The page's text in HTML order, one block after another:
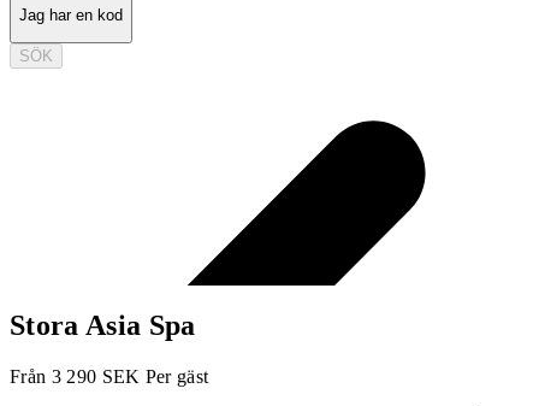
Jag har en kod
SÖK
Stora Asia Spa
Från 3 290 SEK Per gäst